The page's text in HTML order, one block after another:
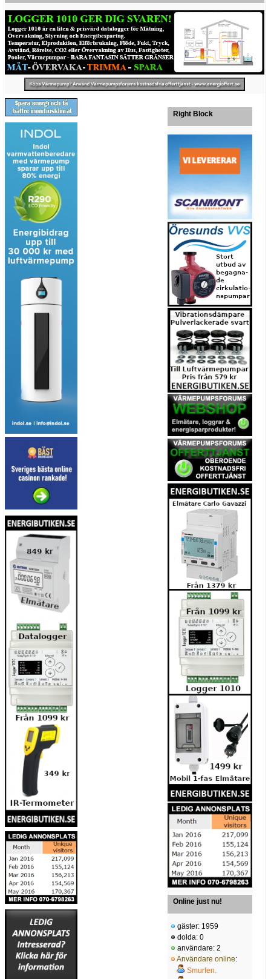
Right Block
Online just nu!
gäster: 1959
dolda: 0
användare: 2
Användare online:
Smurfen.